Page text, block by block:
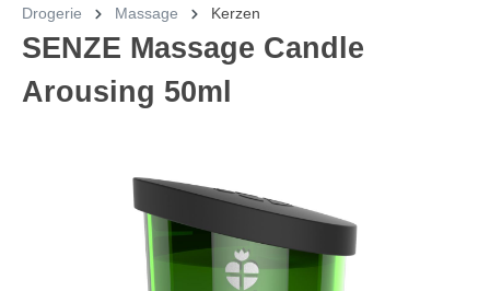
Drogerie Massage Kerzen
SENZE Massage Candle
Arousing 50ml